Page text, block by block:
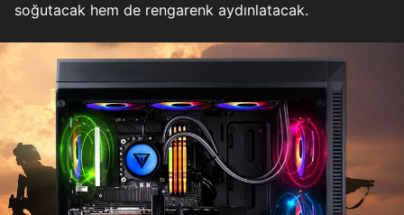
soğutacak hem de rengarenk aydınlatacak.